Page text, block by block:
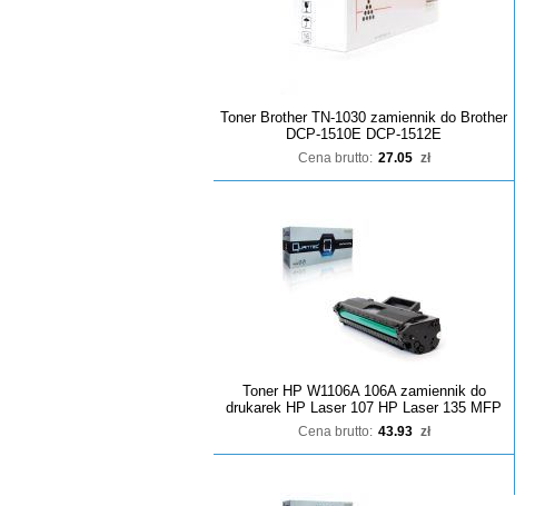
Toner Brother TN-1030 zamiennik do Brother
DCP-1510E DCP-1512E
Cena brutto: 27.05 zł
Toner HP W1106A 106A zamiennik do
drukarek HP Laser 107 HP Laser 135 MFP
Cena brutto: 43.93 zł